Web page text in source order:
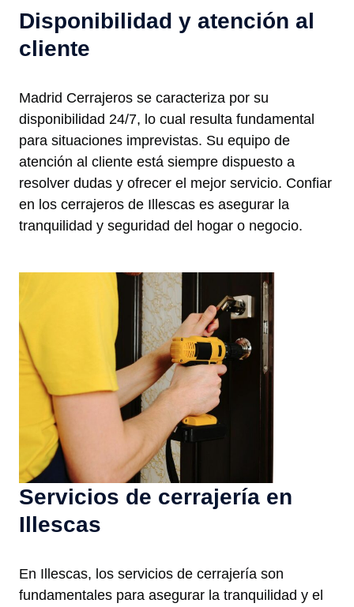
Disponibilidad y atención al
cliente
Madrid Cerrajeros se caracteriza por su
disponibilidad 24/7, lo cual resulta fundamental
para situaciones imprevistas. Su equipo de
atención al cliente está siempre dispuesto a
resolver dudas y ofrecer el mejor servicio. Confiar
en los cerrajeros de Illescas es asegurar la
tranquilidad y seguridad del hogar o negocio.
Servicios de cerrajería en
Illescas
En Illescas, los servicios de cerrajería son
fundamentales para asegurar la tranquilidad y el